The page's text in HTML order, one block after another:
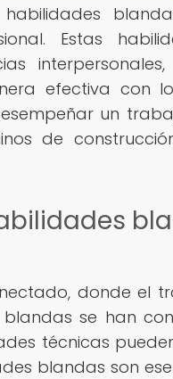
Estas
efectiva con
un
de
donde el
se han
técnicas
blandas son